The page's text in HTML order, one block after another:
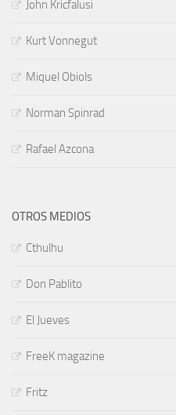
John Kricfalusi
Kurt Vonnegut
Miquel Obiols
Norman Spinrad
Rafael Azcona
OTROS MEDIOS
Cthulhu
Don Pablito
El Jueves
FreeK magazine
Fritz